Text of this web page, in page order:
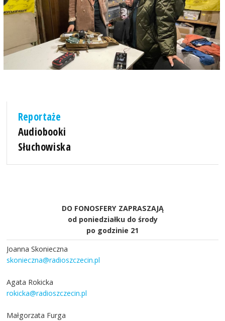
Reportaże
Audiobooki
Słuchowiska
DO FONOSFERY ZAPRASZAJĄ
od poniedziałku do środy
po godzinie 21
Joanna Skonieczna
skonieczna@radioszczecin.pl
Agata Rokicka
rokicka@radioszczecin.pl
Małgorzata Furga